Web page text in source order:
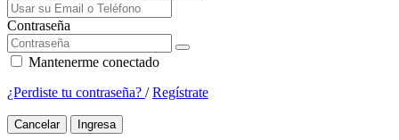
Contraseña
Mantenerme conectado
¿Perdiste tu contraseña? /Regístrate
Cancelar Ingresa